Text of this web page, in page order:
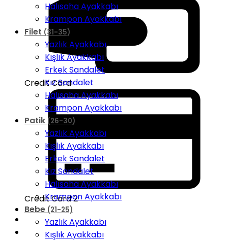
Credit Card
Credit Card 2
Halısaha Ayakkabı
Krampon Ayakkabı
Filet (31-35)
Yazlık Ayakkabı
Kışlık Ayakkabı
Erkek Sandalet
Kız Sandalet
Halısaha Ayakkabı
Krampon Ayakkabı
Patik (26-30)
Yazlık Ayakkabı
Kışlık Ayakkabı
Erkek Sandalet
Kız Sandalet
Halısaha Ayakkabı
Krampon Ayakkabı
Bebe (21-25)
Yazlık Ayakkabı
Kışlık Ayakkabı